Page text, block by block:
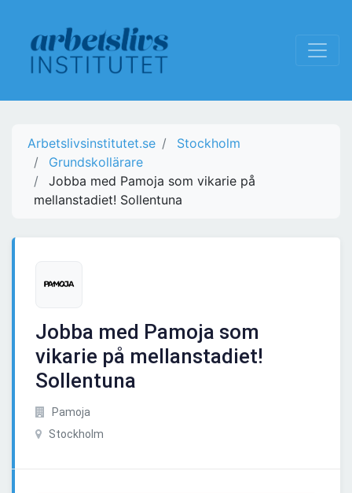
Arbetslivsinstitutet.se
Stockholm
Grundskollärare
Jobba med Pamoja som vikarie på
mellanstadiet! Sollentuna
Jobba med Pamoja som
vikarie på mellanstadiet!
Sollentuna
Pamoja
Stockholm